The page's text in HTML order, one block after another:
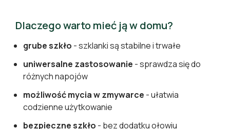
Dlaczego warto mieć ją w domu?
grube szkło - szklanki są stabilne i trwałe
uniwersalne zastosowanie - sprawdza się do
różnych napojów
możliwość mycia w zmywarce - ułatwia
codzienne użytkowanie
bezpieczne szkło - bez dodatku ołowiu